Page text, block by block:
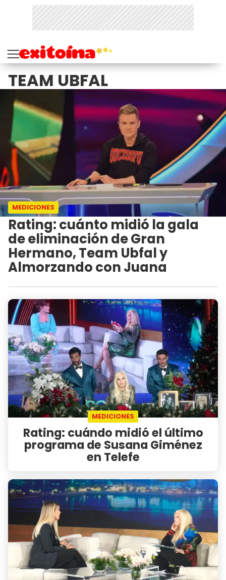
TEAM UBFAL
MEDICIONES
Rating: cuánto midió la gala
de eliminación de Gran
Hermano, Team Ubfal y
Almorzando con Juana
MEDICIONES
Rating: cuándo midió el último
programa de Susana Giménez
en Telefe